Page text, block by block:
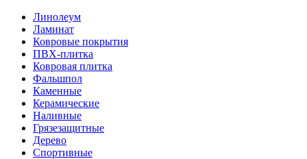
Линолеум
Ламинат
Ковровые покрытия
ПВХ-плитка
Ковровая плитка
Фальшпол
Каменные
Керамические
Наливные
Грязезащитные
Дерево
Спортивные